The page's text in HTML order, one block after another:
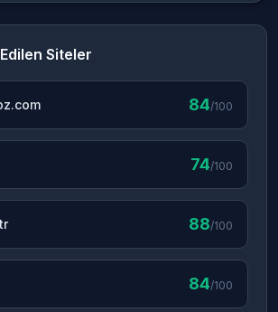
Siteler
84/100
74/100
88/100
84/100